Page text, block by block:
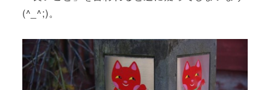
(^_^;)。